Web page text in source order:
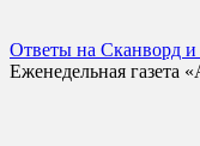
Ответы на Сканворд
Еженедельная газета